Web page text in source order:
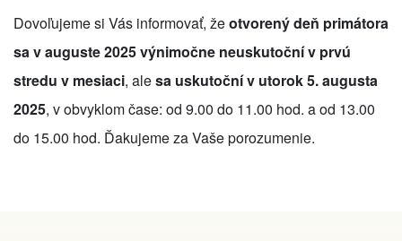
Dovoľujeme si Vás informovať, žeotvorený deň primátora
sa v auguste 2025 výnimočne neuskutoční v prvú
stredu v mesiaci, alesa uskutoční v utorok 5. augusta
2025, v obvyklom čase: od 9.00 do 11.00 hod. a od 13.00
do 15.00 hod. Ďakujeme za Vaše porozumenie.